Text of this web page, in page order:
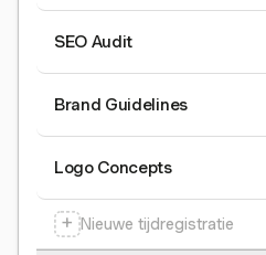
SEO Audit
Brand Guidelines
Logo Concepts
+ Nieuwe tijdregistratie